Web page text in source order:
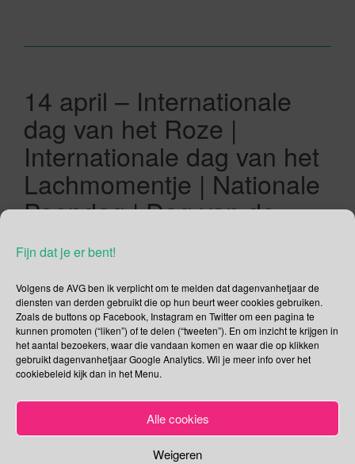
Fijn dat je er bent!
Volgens de AVG ben ik verplicht om te melden dat dagenvanhetjaar de
diensten van derden gebruikt die op hun beurt weer cookies gebruiken.
Zoals de buttons op Facebook, Instagram en Twitter om een pagina te
kunnen promoten (“liken”) of te delen (“tweeten”). En om inzicht te krijgen in
het aantal bezoekers, waar die vandaan komen en waar die op klikken
gebruikt dagenvanhetjaar Google Analytics. Wil je meer info over het
cookiebeleid kijk dan in het Menu.
Alle cookies
Weigeren
14 april – Internationale
dag van het Roze |
Internationale dag van het
Lachmomentje | Nationale
Poepdag | Dag van de
Voorschool | Werelddag
voor de ziekte van Chagas
| Internationale
Goalkeepersdag
14/04/2021 Gina Makken April
Roze is een internationaal evenement dat altijd op de tweede
kleur roze te promoten? Niet direct als kleur zijnde. Zal het